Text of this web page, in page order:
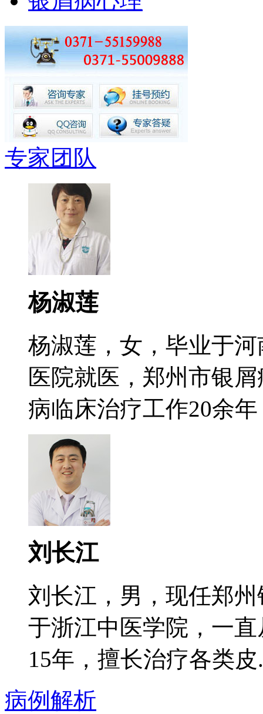
专家团队
杨淑莲
杨淑莲，女，毕业于
医院就医，郑州市银
病临床治疗工作20余
刘长江
刘长江，男，现任郑
于浙江中医学院，一
15年，擅长治疗各类皮
病例解析